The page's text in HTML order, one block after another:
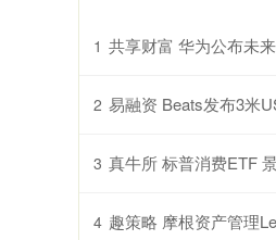
1 共享财富 华为公布未
2 易融资 Beats发布3米USB-C
3 真牛所 标普消费ETF 景顺长城基金管
4 趣策略 摩根资产管理Leon Goldfeld：